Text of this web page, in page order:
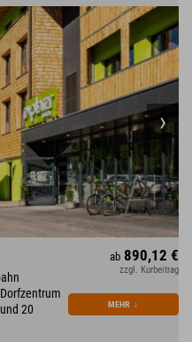
20
ab 890,12 €
zzgl. Kurbeitrag
MEHR ↓